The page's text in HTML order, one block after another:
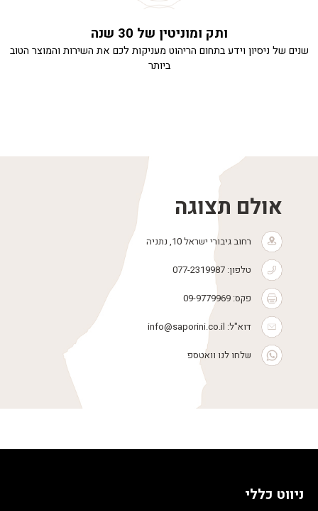
ותק ומוניטין של 30 שנה
שנים של ניסיון וידע בתחום הריהוט מעניקות לכם את השירות והמוצר הטוב
ביותר
אולם תצוגה
רחוב גיבורי ישראל 10, נתניה
טלפון: 077-2319987
פקס: 09-9779969
דוא"ל: info@saporini.co.il
שלחו לנו וואטספ
ניווט כללי